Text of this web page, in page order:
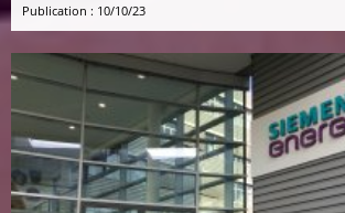
Publication : 10/10/23